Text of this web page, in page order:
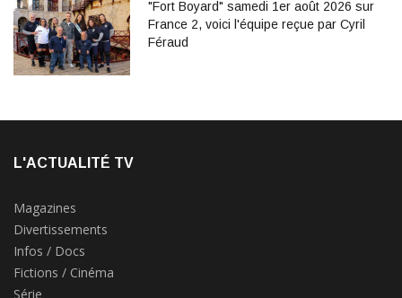
"Fort Boyard" samedi 1er août 2026 sur
France 2, voici l'équipe reçue par Cyril
Féraud
L'ACTUALITÉ TV
Magazines
Divertissements
Infos / Docs
Fictions / Cinéma
Série